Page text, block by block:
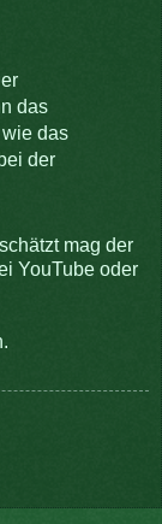
das
das
der
mag der
YouTube oder